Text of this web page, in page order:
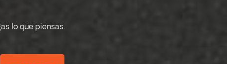
lo que piensas.